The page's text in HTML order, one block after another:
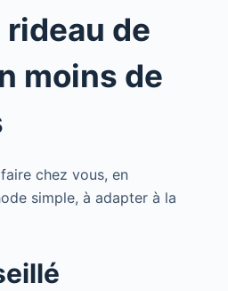
de
moins de
chez vous, en
simple, à adapter à la